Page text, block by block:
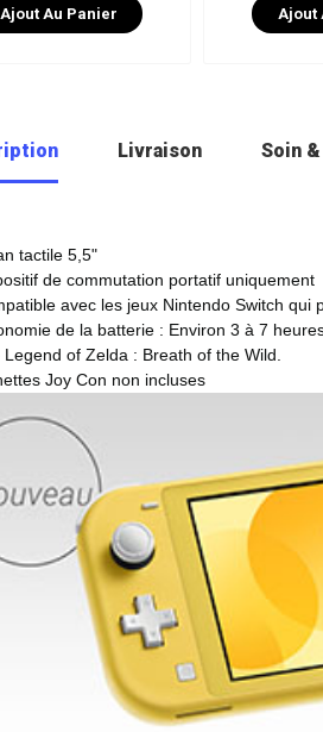
Ajout Au Panier Ajout
Livraison Soin
tactile 5,5"
de commutation portatif uniquement
avec les jeux Nintendo Switch qui
de la batterie : Environ 3 à 7
Legend of Zelda : Breath of the Wild.
Joy Con non incluses